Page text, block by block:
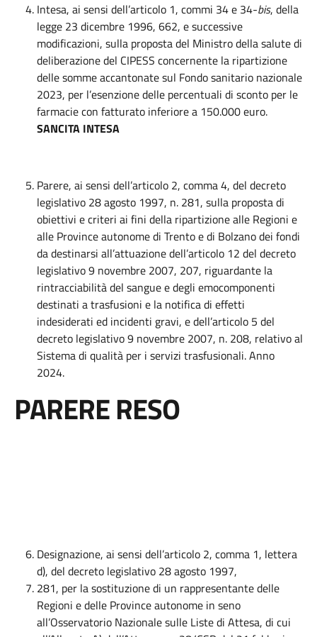
Intesa, ai sensi dell’articolo 1, commi 34 e 34-bis, della
legge 23 dicembre 1996, 662, e successive
modificazioni, sulla proposta del Ministro della salute di
deliberazione del CIPESS concernente la ripartizione
delle somme accantonate sul Fondo sanitario nazionale
2023, per l’esenzione delle percentuali di sconto per le
farmacie con fatturato inferiore a 150.000 euro.
SANCITA INTESA
Parere, ai sensi dell’articolo 2, comma 4, del decreto
legislativo 28 agosto 1997, n. 281, sulla proposta di
obiettivi e criteri ai fini della ripartizione alle Regioni e
alle Province autonome di Trento e di Bolzano dei fondi
da destinarsi all’attuazione dell’articolo 12 del decreto
legislativo 9 novembre 2007, 207, riguardante la
rintracciabilità del sangue e degli emocomponenti
destinati a trasfusioni e la notifica di effetti
indesiderati ed incidenti gravi, e dell’articolo 5 del
decreto legislativo 9 novembre 2007, n. 208, relativo al
Sistema di qualità per i servizi trasfusionali. Anno
2024.
PARERE RESO
Designazione, ai sensi dell’articolo 2, comma 1, lettera
d), del decreto legislativo 28 agosto 1997,
281, per la sostituzione di un rappresentante delle
Regioni e delle Province autonome in seno
all’Osservatorio Nazionale sulle Liste di Attesa, di cui